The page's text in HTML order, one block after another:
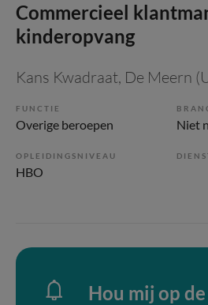
Commercieel
kinderopvang
Kans Kwadraat, De Meern
FUNCTIE
Overige beroepen Niet
OPLEIDINGSNIVEAU
HBO
Hou mij op